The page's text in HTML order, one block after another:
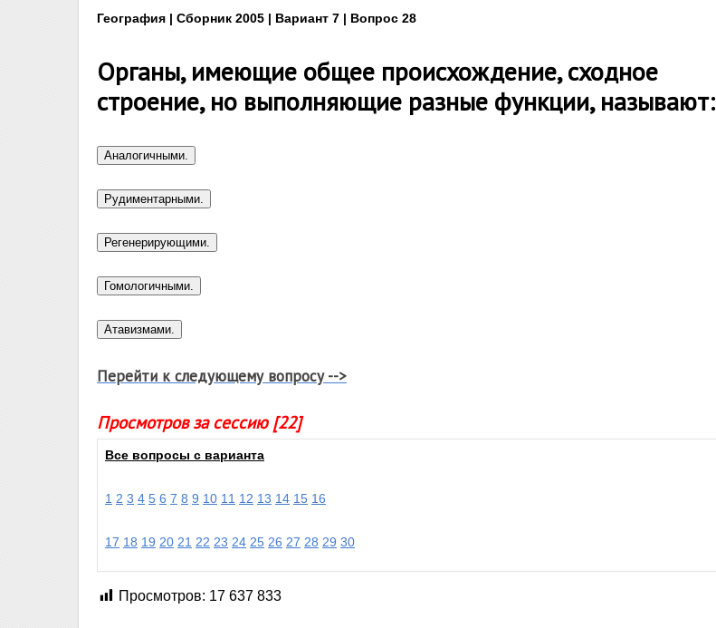
География | Сборник 2005 | Вариант 7 | Вопрос 28
Органы, имеющие общее происхождение, сходное
строение, но выполняющие разные функции, называют:
Перейти к следующему вопросу -->
Просмотров за сессию [22]
Все вопросы с варианта
1 2 3 4 5 6 7 8 9 10 11 12 13 14 15 16
17 18 19 20 21 22 23 24 25 26 27 28 29 30
Просмотров: 17 637 833